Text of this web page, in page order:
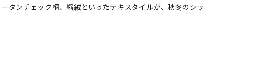
タンチェック柄、縮絨といったテキスタイルが、秋冬のシッ